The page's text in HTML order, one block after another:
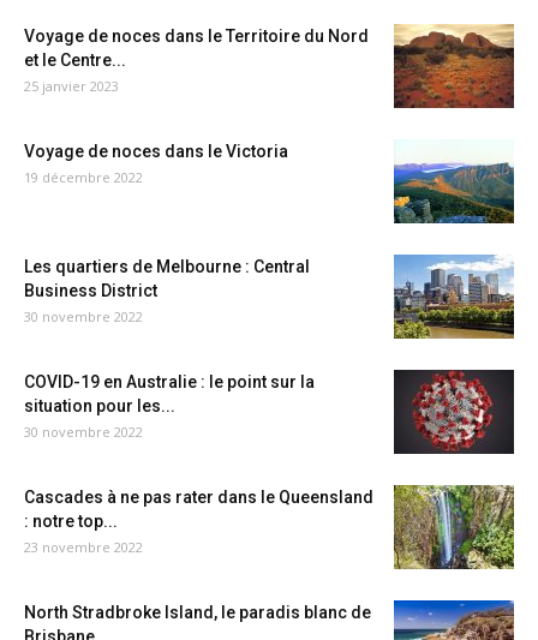
Voyage de noces dans le Territoire du Nord
et le Centre...
25 janvier 2023
Voyage de noces dans le Victoria
19 décembre 2022
Les quartiers de Melbourne : Central
Business District
30 novembre 2022
COVID-19 en Australie : le point sur la
situation pour les...
30 novembre 2022
Cascades à ne pas rater dans le Queensland
: notre top...
23 novembre 2022
North Stradbroke Island, le paradis blanc de